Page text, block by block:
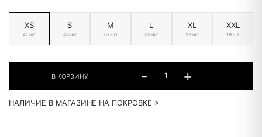
XS
41 шт
S
48 шт
M
67 шт
L
55 шт
XL
23 шт
XXL
19 шт
НАЛИЧИЕ В МАГАЗИНЕ НА ПОКРОВКЕ >